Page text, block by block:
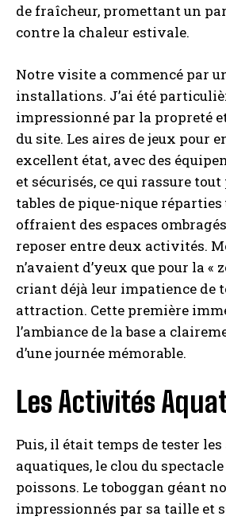
de fraîcheur, promettant un
contre la chaleur estivale.
Notre visite a commencé par
installations. J’ai été
impressionné par la propreté
du site. Les aires de jeux pour
excellent état, avec des
et sécurisés, ce qui rassure tout
tables de pique-nique
offraient des espaces
reposer entre deux activités.
n’avaient d’yeux que pour la «
criant déjà leur impatience de
attraction. Cette première
l’ambiance de la base a
d’une journée mémorable.
Les Activités
Puis, il était temps de tester
aquatiques, le clou du
poissons. Le toboggan géant
impressionnés par sa taille et